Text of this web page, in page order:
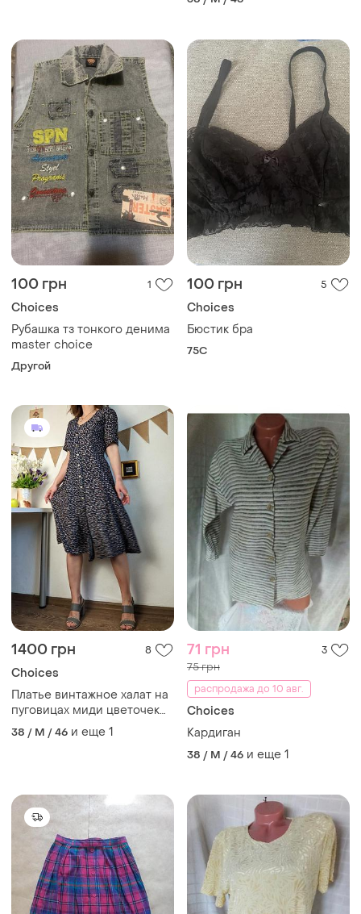
100 грн 1
Choices
Рубашка тз тонкого денима
master choice
Другой
100 грн 5
Choices
Бюстик бра
75C
1400 грн 8
Choices
Платье винтажное халат на
пуговицах миди цветочек
синее пояс l вискоза
38 / M / 46 и еще 1
71 грн 3
75 грн
распродажа до 10 авг.
Choices
Кардиган
38 / M / 46 и еще 1